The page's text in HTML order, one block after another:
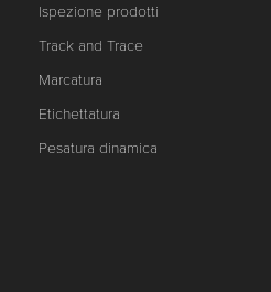
Ispezione prodotti
Track and Trace
Marcatura
Etichettatura
Pesatura dinamica